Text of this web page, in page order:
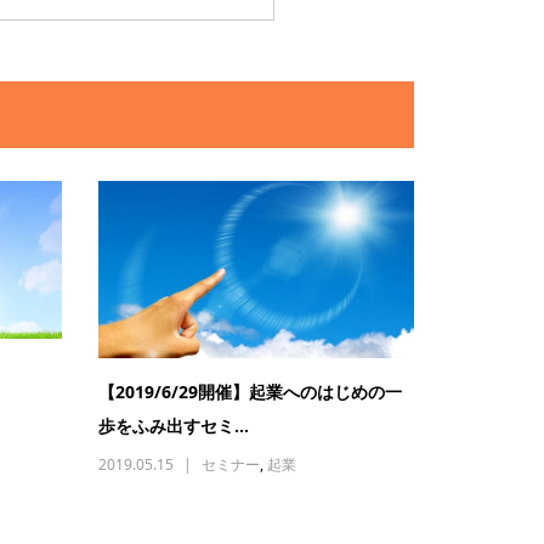
【2019/6/29開催】起業へのはじめの一
歩をふみ出すセミ...
2019.05.15 セミナー, 起業